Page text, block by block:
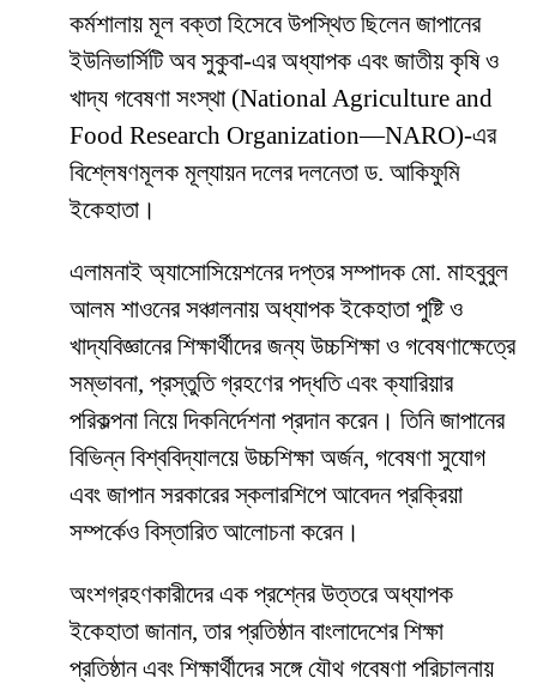
কর্মশালায় মূল বক্তা হিসেবে উপস্থিত ছিলেন জাপানের
ইউনিভার্সিটি অব সুকুবা-এর অধ্যাপক এবং জাতীয় কৃষি ও
খাদ্য গবেষণা সংস্থা (National Agriculture and
Food Research Organization—NARO)-এর
বিশ্লেষণমূলক মূল্যায়ন দলের দলনেতা ড. আকিফুমি
ইকেহাতা।
এলামনাই অ্যাসোসিয়েশনের দপ্তর সম্পাদক মো. মাহবুবুল
আলম শাওনের সঞ্চালনায় অধ্যাপক ইকেহাতা পুষ্টি ও
খাদ্যবিজ্ঞানের শিক্ষার্থীদের জন্য উচ্চশিক্ষা ও গবেষণাক্ষেত্রে
সম্ভাবনা, প্রস্তুতি গ্রহণের পদ্ধতি এবং ক্যারিয়ার
পরিকল্পনা নিয়ে দিকনির্দেশনা প্রদান করেন। তিনি জাপানের
বিভিন্ন বিশ্ববিদ্যালয়ে উচ্চশিক্ষা অর্জন, গবেষণা সুযোগ
এবং জাপান সরকারের স্কলারশিপে আবেদন প্রক্রিয়া
সম্পর্কেও বিস্তারিত আলোচনা করেন।
অংশগ্রহণকারীদের এক প্রশ্নের উত্তরে অধ্যাপক
ইকেহাতা জানান, তার প্রতিষ্ঠান বাংলাদেশের শিক্ষা
প্রতিষ্ঠান এবং শিক্ষার্থীদের সঙ্গে যৌথ গবেষণা পরিচালনায়